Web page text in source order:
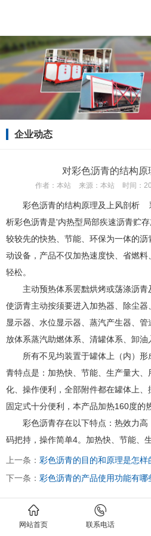
企业动态
对彩色沥青的结构
作者： 本站 来源： 本站 时间：
彩色沥青的结构原理及上风剖析
析彩色沥青是'内热型局部疾速沥青贮
较较先的快热、节能、环保为一体的
动设备，产品不仅加热速度快、省燃
轻松。
主动预热体系罢黜烘烤或荡涤沥
使沥青主动按须要进入加热器、除尘
显示器、水位显示器、蒸汽产生器、
放体系蒸汽助燃体系、清罐体系、卸油
所有不见均装置于罐体上（内）
青特点是：加热快、节能、生产量大
化、操作便利，全部附件都在罐体上、
固定式十分便利，本产品加热160度的
彩色沥青存在以下特点：热效力
码把持，操作简单4。加热快、节能、
上一条： 彩色沥青的目的和原理是怎样
下一条： 彩色沥青的产品使用功能有哪
网站首页 联系电话